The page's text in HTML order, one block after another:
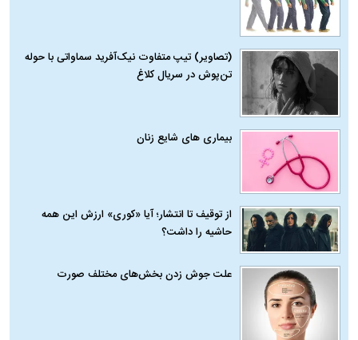
(تصاویر) تیپ متفاوت نیک‌آفرید سماواتی با حوله
تن‌پوش در سریال کلاغ
بیماری‌ های شایع زنان
از توقیف تا انتشار؛ آیا «کوری» ارزش این همه
حاشیه را داشت؟
علت جوش زدن بخش‌های مختلف صورت